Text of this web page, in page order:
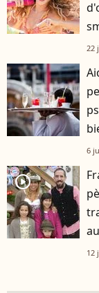
22
6
player2
12